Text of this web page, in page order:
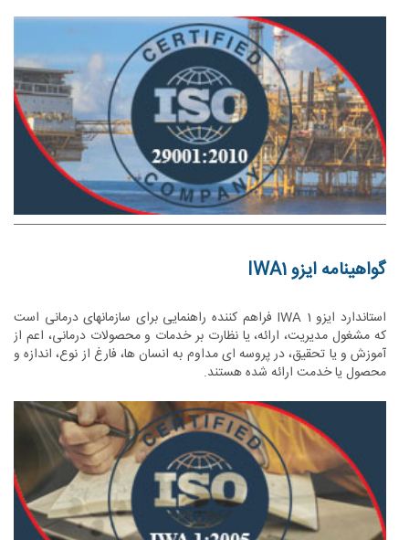
گواهینامه ایزو IWA1
استاندارد ایزو IWA 1 فراهم کننده راهنمایی برای سازمانهای درمانی است
که مشغول مدیریت، ارائه، یا نظارت بر خدمات و محصولات درمانی، اعم از
آموزش و یا تحقیق، در پروسه ای مداوم به انسان ها، فارغ از نوع، اندازه و
محصول یا خدمت ارائه شده هستند.